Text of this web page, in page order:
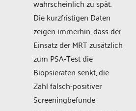
wahrscheinlich zu spät.
Die kurzfristigen Daten
zeigen immerhin, dass der
Einsatz der MRT zusätzlich
zum PSA-Test die
Biopsieraten senkt, die
Zahl falsch-positiver
Screeningbefunde